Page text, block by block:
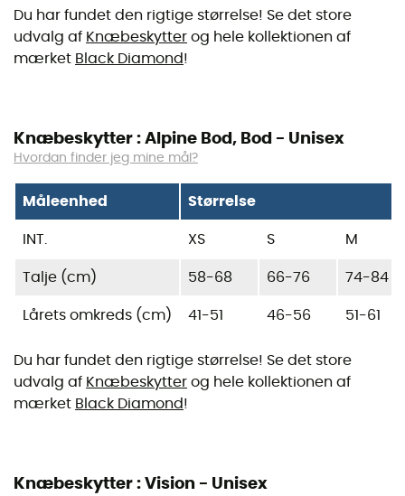
Du har fundet den rigtige størrelse! Se det store
udvalg af Knæbeskytter og hele kollektionen af
mærket Black Diamond!
Knæbeskytter : Alpine Bod, Bod - Unisex
Hvordan finder jeg mine mål?
Måleenhed Størrelse
INT. XS S M
Talje (cm) 58-68 66-76 74-84
Lårets omkreds (cm) 41-51 46-56 51-61
Du har fundet den rigtige størrelse! Se det store
udvalg af Knæbeskytter og hele kollektionen af
mærket Black Diamond!
Knæbeskytter : Vision - Unisex